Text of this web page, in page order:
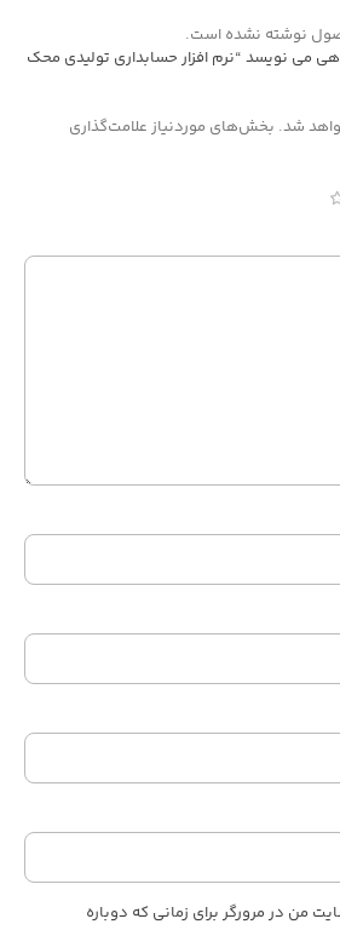
نوشته نشده است.
می نویسد “نرم افزار حسابداری تولیدی محک
شد. بخش‌های موردنیاز علامت‌گذاری
من در مرورگر برای زمانی که دوباره